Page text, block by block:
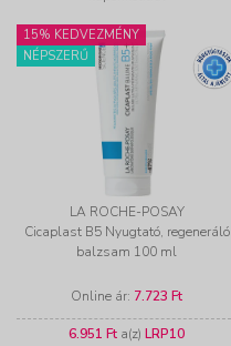
15% KEDVEZMÉNY
NÉPSZERŰ
LA ROCHE-POSAY
Cicaplast B5 Nyugtató, regeneráló
balzsam 100 ml
Online ár: 7.723 Ft
6.951 Ft a(z) LRP10